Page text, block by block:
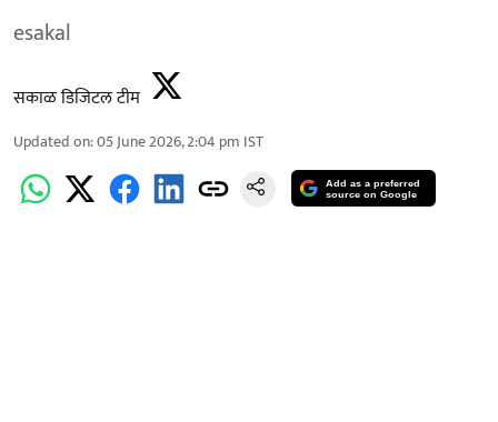
esakal
सकाळ डिजिटल टीम
Updated on:05 June 2026, 2:04 pm IST
Add as a preferred
source on Google